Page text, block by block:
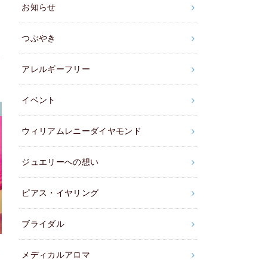
お知らせ
つぶやき
アレルギーフリー
イベント
ウィリアムレニーダイヤモンド
ジュエリーへの想い
ピアス・イヤリング
ブライダル
メディカルアロマ